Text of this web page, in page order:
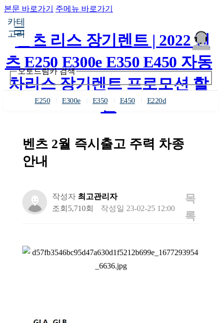
본문 바로가기 주메뉴 바로가기
오토드림카 검색
카테
고리
E250 E300e E350 E450 E220d
벤츠 2월 즉시출고 주력 차종
안내
작성자 최고관리자
조회 5,710회 작성일 23-02-25 12:00
목
록